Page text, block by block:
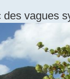
vagues